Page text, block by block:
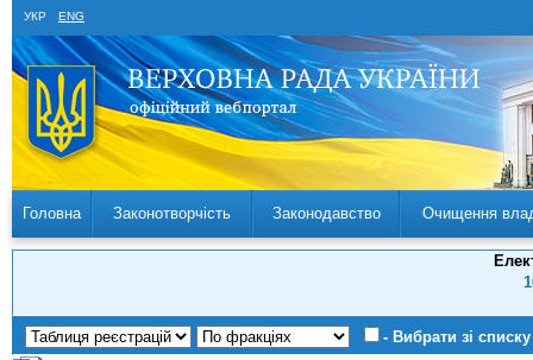
УКР ENG
Головна Законотворчість Законодавство Очищення
- Вибрати зі списку